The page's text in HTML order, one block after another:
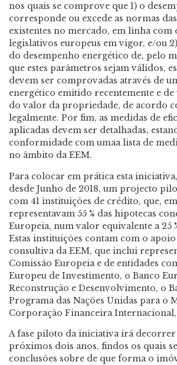
nos quais se comprove que 1) o
corresponde ou excede as normas
existentes no mercado, em linha com
legislativos europeus em vigor, e/ou
do desempenho energético de, pelo
que estes parâmetros sejam válidos,
devem ser comprovadas através de
energético emitido recentemente e de
do valor da propriedade, de acordo
legalmente. Por fim, as medidas de
aplicadas devem ser detalhadas,
conformidade com umaa lista de
no âmbito da EEM.
Para colocar em prática esta
desde Junho de 2018, um projecto
com 41 instituições de crédito, que,
representavam 55 % das hipotecas
Europeia, num valor equivalente a 25
Estas instituições contam com o
consultiva da EEM, que inclui
Comissão Europeia e de entidades
Europeu de Investimento, o Banco
Reconstrução e Desenvolvimento, o
Programa das Nações Unidas para o
Corporação Financeira
A fase piloto da iniciativa irá decorrer
próximos dois anos, findos os quais
conclusões sobre de que forma o